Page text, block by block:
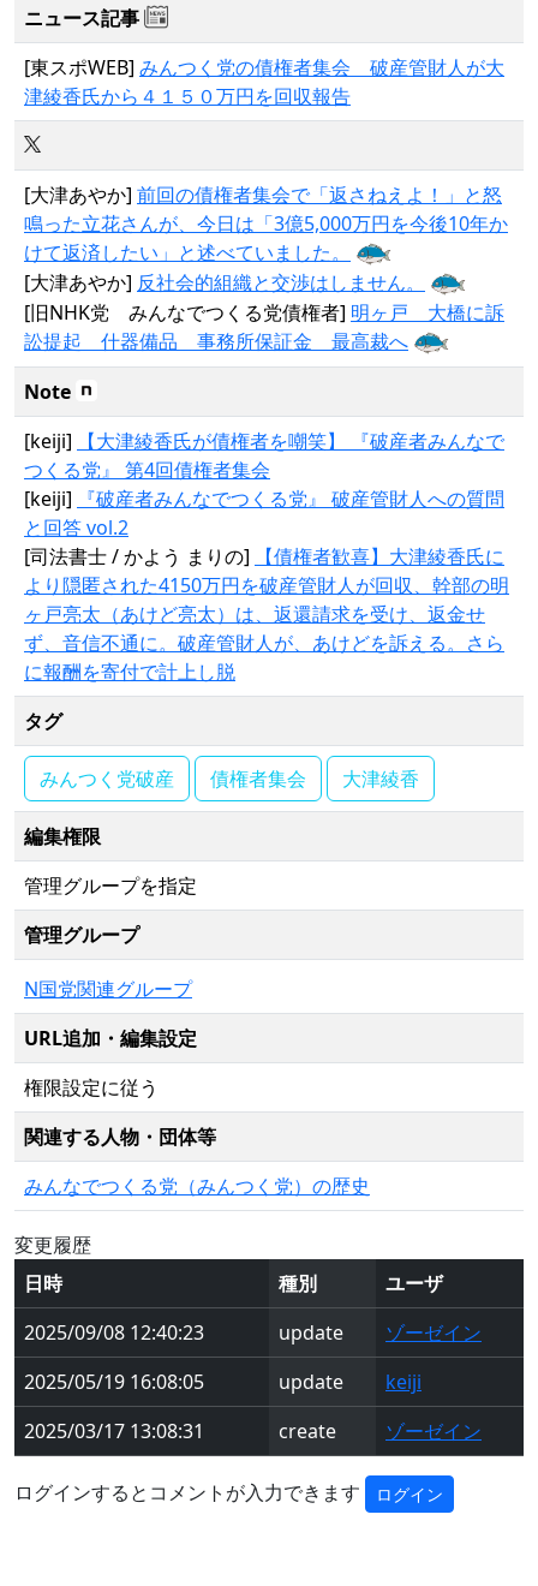
ニュース記事
[東スポWEB] みんつく党の債権者集会 破産管財人が大
津綾香氏から４１５０万円を回収報告
[大津あやか] 前回の債権者集会で「返さねえよ！」と怒
鳴った立花さんが、今日は「3億5,000万円を今後10年か
けて返済したい」と述べていました。
[大津あやか] 反社会的組織と交渉はしません。
[旧NHK党 みんなでつくる党債権者] 明ヶ戸 大橋に訴
訟提起 什器備品 事務所保証金 最高裁へ
Note
[keiji]
【大津綾香氏が債権者を嘲笑】 『破産者みんなで
つくる党』 第4回債権者集会
[keiji]
『破産者みんなでつくる党』 破産管財人への質問
と回答 vol.2
[司法書士 / かよう まりの]
【債権者歓喜】大津綾香氏に
より隠匿された4150万円を破産管財人が回収、幹部の明
ヶ戸亮太（あけど亮太）は、返還請求を受け、返金せ
ず、音信不通に。破産管財人が、あけどを訴える。さら
に報酬を寄付で計上し脱
タグ
みんつく党破産 債権者集会 大津綾香
編集権限
管理グループを指定
管理グループ
N国党関連グループ
URL追加・編集設定
権限設定に従う
関連する人物・団体等
みんなでつくる党（みんつく党）の歴史
変更履歴
日時
種別
ユーザ
2025/09/08 12:40:23
update
ゾーゼイン
2025/05/19 16:08:05
update
keiji
2025/03/17 13:08:31
create ゾーゼイン
ログインするとコメントが入力できます ログイン